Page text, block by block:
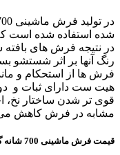
شده استفاده شده است
در نتیجه فرش های
رنگ آنها بر اثر شستشو
فرش ها از استحکام و
هیت ست دارای ثبات و
قوی تر شدن ساختار نخ،
مشابه در فرش کاهش می
قیمت فرش ماشینی 700 شانه گل برجسته